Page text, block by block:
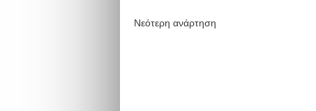
Νεότερη ανάρτηση